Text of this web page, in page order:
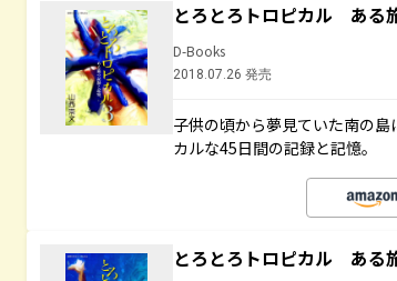
とろとろトロピカル ある
D-Books
2018.07.26 発売
子供の頃から夢見ていた南の
カルな45日間の記録と記憶。
とろとろトロピカル ある